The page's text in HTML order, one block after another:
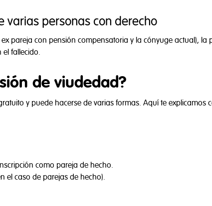
varias personas con derecho
pareja con pensión compensatoria y la cónyuge actual), la
el fallecido.
de viudedad?
y puede hacerse de varias formas. Aquí te explicamos
como pareja de hecho.
el caso de parejas de hecho).